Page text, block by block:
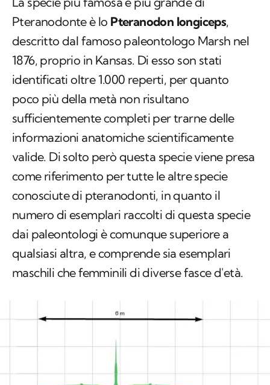
La specie più famosa e più grande di
Pteranodonte è loPteranodon longiceps,
descritto dal famoso paleontologo Marsh nel
1876, proprio in Kansas. Di esso son stati
identificati oltre 1.000 reperti, per quanto
poco più della metà non risultano
sufficientemente completi per trarne delle
informazioni anatomiche scientificamente
valide. Di solto però questa specie viene presa
come riferimento per tutte le altre specie
conosciute di pteranodonti, in quanto il
numero di esemplari raccolti di questa specie
dai paleontologi è comunque superiore a
qualsiasi altra, e comprende sia esemplari